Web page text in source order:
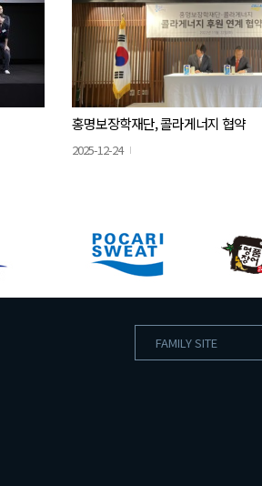
홍명보장학재단, 콜라게너지 협약
2025-12-24